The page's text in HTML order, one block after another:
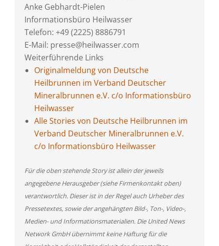
Anke Gebhardt-Pielen
Informationsbüro Heilwasser
Telefon: +49 (2225) 8886791
E-Mail: presse@heilwasser.com
Weiterführende Links
Originalmeldung von Deutsche
Heilbrunnen im Verband Deutscher
Mineralbrunnen e.V. c/o Informationsbüro
Heilwasser
Alle Stories von Deutsche Heilbrunnen im
Verband Deutscher Mineralbrunnen e.V.
c/o Informationsbüro Heilwasser
Für die oben stehende Story ist allein der jeweils
angegebene Herausgeber (siehe Firmenkontakt oben)
verantwortlich. Dieser ist in der Regel auch Urheber des
Pressetextes, sowie der angehängten Bild-, Ton-, Video-,
Medien- und Informationsmaterialien. Die United News
Network GmbH übernimmt keine Haftung für die